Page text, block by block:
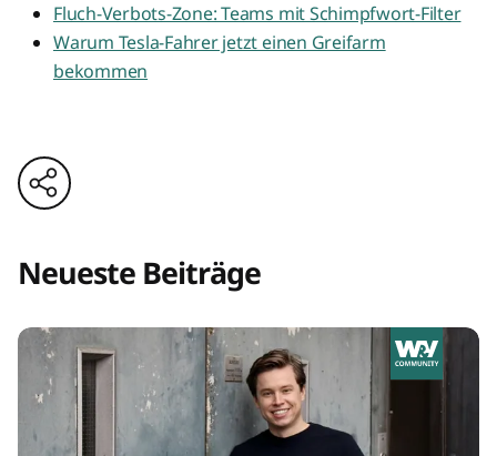
Fluch-Verbots-Zone: Teams mit Schimpfwort-Filter
Warum Tesla-Fahrer jetzt einen Greifarm
bekommen
Neueste Beiträge